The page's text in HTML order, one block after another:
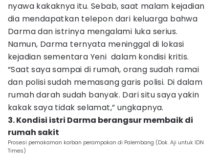
nyawa kakaknya itu. Sebab, saat malam kejadian
dia mendapatkan telepon dari keluarga bahwa
Darma dan istrinya mengalami luka serius.
Namun, Darma ternyata meninggal di lokasi
kejadian sementara Yeni dalam kondisi kritis.
“Saat saya sampai di rumah, orang sudah ramai
dan polisi sudah memasang garis polisi. Di dalam
rumah darah sudah banyak. Dari situ saya yakin
kakak saya tidak selamat,” ungkapnya.
3. Kondisi istri Darma berangsur membaik di
rumah sakit
Prosesi pemakaman korban perampokan di Palembang (Dok. Aji untuk IDN
Times)